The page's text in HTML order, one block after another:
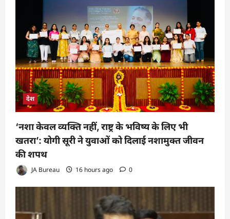
देश
‘नशा केवल व्यक्ति नहीं, राष्ट्र के भविष्य के लिए भी
खतरा’: योगी सूरी ने युवाओं को दिलाई नशामुक्त जीवन
की शपथ
JA Bureau 16 hours ago 0